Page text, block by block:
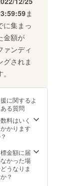
に優れ
たリッ
プス
トップ
生地の
採用
で、お
でなく
機能性
が高い
エコ素
材の
バッグ
量：約
27L ・
寄附受
・【ど
なたで
も参加
可/高岡
市民
可】
ブル
バッグ
（メッ
シュポ
ケット
付） エ
コバッ
ク 軽量
きに強
プス
トップ
を採用
利便性
も高い
シュポ
ケット
付き 内
ポケッ
年間）
※5年経
過後も
プレー
トや標
柱に劣
化が無
ければ
いたし
※掲載方
法：標
柱にお
名前
（文
記載し
た樹脂
プレー
トを裏
ま
に集まっ
金額が
ァンディ
グされま
に関するよ
ある質問
料はいく
かります
金額に届
かった場
うなりま
？